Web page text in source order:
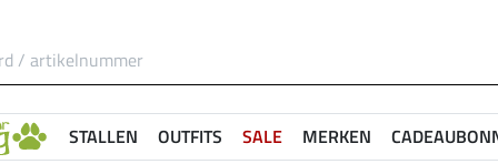
STALLEN OUTFITS SALE MERKEN